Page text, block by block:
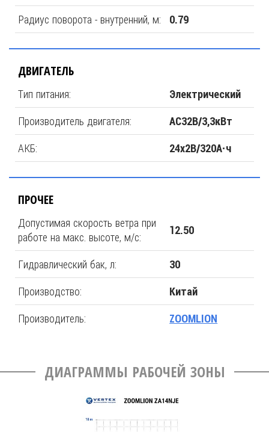
Радиус поворота - внутренний, м: 0.79
ДВИГАТЕЛЬ
Тип питания: Электрический
Производитель двигателя: AC32В/3,3кВт
АКБ: 24x2В/320А·ч
ПРОЧЕЕ
Допустимая скорость ветра при
работе на макс. высоте, м/с:
12.50
Гидравлический бак, л: 30
Производство: Китай
Производитель: ZOOMLION
ДИАГРАММЫ РАБОЧЕЙ ЗОНЫ